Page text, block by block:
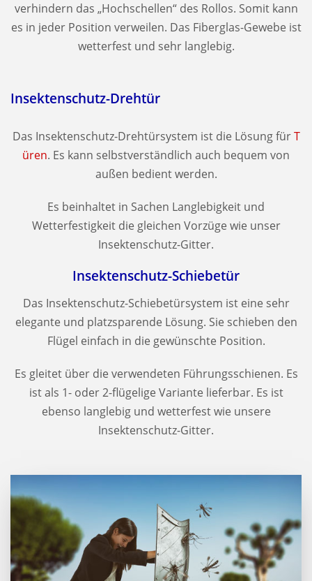
verhindern das „Hochschellen“ des Rollos. Somit kann
es in jeder Position verweilen. Das Fiberglas-Gewebe ist
wetterfest und sehr langlebig.
Insektenschutz-Drehtür
Das Insektenschutz-Drehtürsystem ist die Lösung fürT
üren. Es kann selbstverständlich auch bequem von
außen bedient werden.
Es beinhaltet in Sachen Langlebigkeit und
Wetterfestigkeit die gleichen Vorzüge wie unser
Insektenschutz-Gitter.
Insektenschutz-Schiebetür
Das Insektenschutz-Schiebetürsystem ist eine sehr
elegante und platzsparende Lösung. Sie schieben den
Flügel einfach in die gewünschte Position.
Es gleitet über die verwendeten Führungsschienen. Es
ist als 1- oder 2-flügelige Variante lieferbar. Es ist
ebenso langlebig und wetterfest wie unsere
Insektenschutz-Gitter.